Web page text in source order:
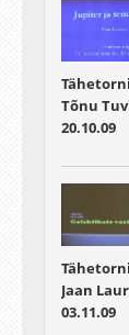
Tõnu
20.10.09
Jaan
03.11.09